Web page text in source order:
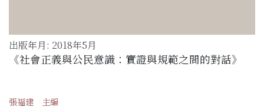
出版年月: 2018年5月
《社會正義與公民意識：實證與規範之間的對話》
張福建 主編